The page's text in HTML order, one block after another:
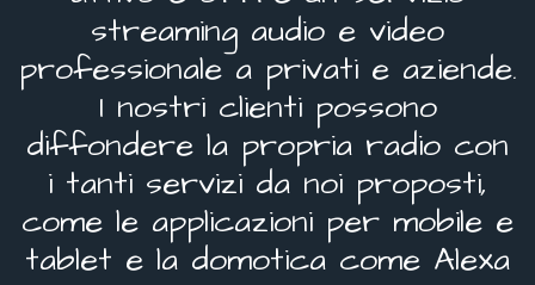
streaming audio e video
professionale a privati e aziende.
I nostri clienti possono
diffondere la propria radio con
i tanti servizi da noi proposti,
come le applicazioni per mobile e
tablet e la domotica come Alexa